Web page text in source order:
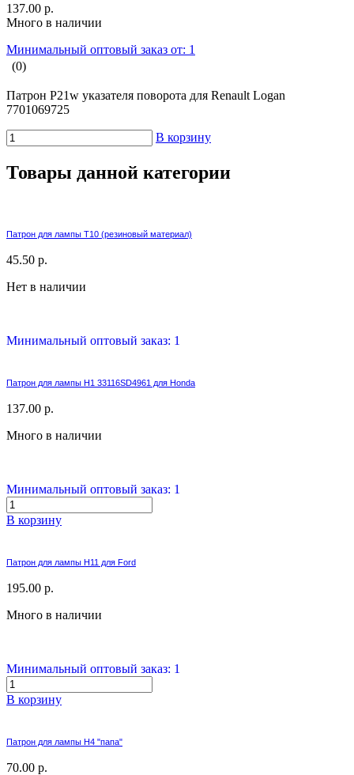
137.00 р.
Много в наличии
Минимальный оптовый заказ от: 1
(0)
Патрон P21w указателя поворота для Renault Logan
7701069725
В корзину
Товары данной категории
Патрон для лампы T10 (резиновый материал)
45.50 р.
Нет в наличии
Минимальный оптовый заказ: 1
Патрон для лампы H1 33116SD4961 для Honda
137.00 р.
Много в наличии
Минимальный оптовый заказ: 1
В корзину
Патрон для лампы H11 для Ford
195.00 р.
Много в наличии
Минимальный оптовый заказ: 1
В корзину
Патрон для лампы H4 "папа"
70.00 р.